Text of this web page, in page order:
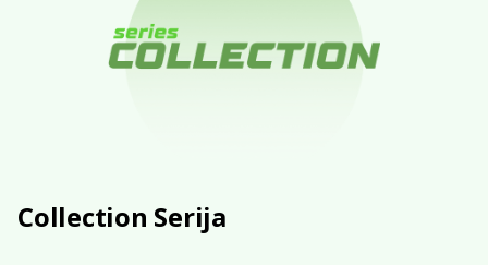
Collection Serija